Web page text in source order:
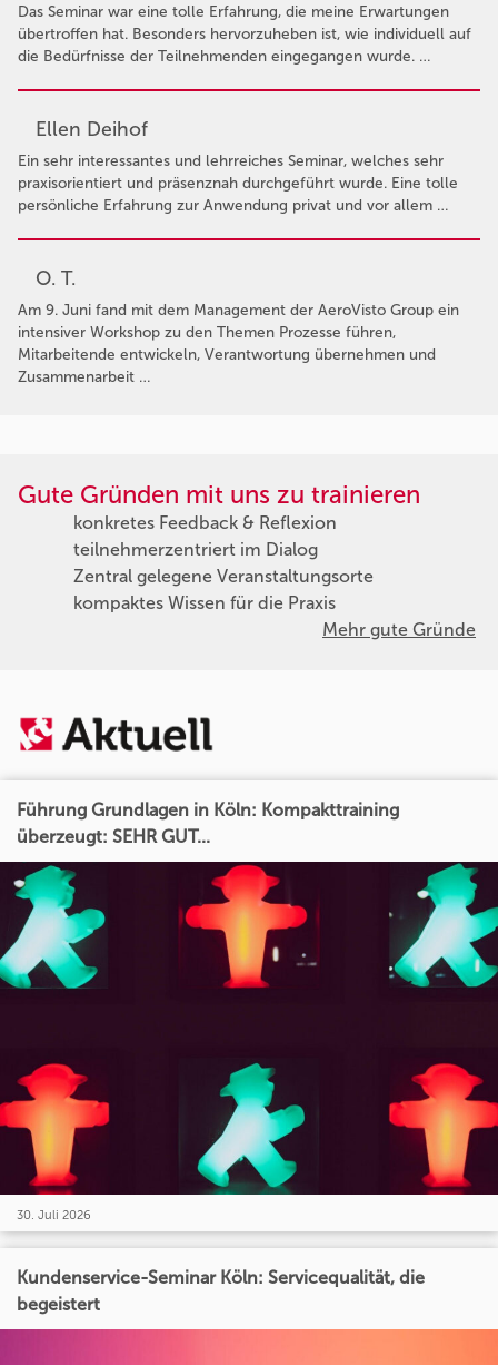
Das Seminar war eine tolle Erfahrung, die meine Erwartungen
übertroffen hat. Besonders hervorzuheben ist, wie individuell auf
die Bedürfnisse der Teilnehmenden eingegangen wurde. …
Ellen Deihof
Ein sehr interessantes und lehrreiches Seminar, welches sehr
praxisorientiert und präsenznah durchgeführt wurde. Eine tolle
persönliche Erfahrung zur Anwendung privat und vor allem …
O. T.
Am 9. Juni fand mit dem Management der AeroVisto Group ein
intensiver Workshop zu den Themen Prozesse führen,
Mitarbeitende entwickeln, Verantwortung übernehmen und
Zusammenarbeit …
Gute Gründen mit uns zu trainieren
konkretes Feedback & Reflexion
teilnehmerzentriert im Dialog
Zentral gelegene Veranstaltungsorte
kompaktes Wissen für die Praxis
Mehr gute Gründe
Führung Grundlagen in Köln: Kompakttraining
überzeugt: SEHR GUT...
30. Juli 2026
Kundenservice-Seminar Köln: Servicequalität, die
begeistert